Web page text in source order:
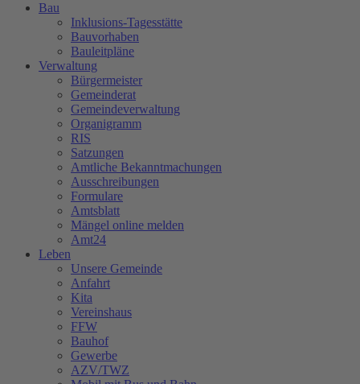
Bau
Inklusions-Tagesstätte
Bauvorhaben
Bauleitpläne
Verwaltung
Bürgermeister
Gemeinderat
Gemeindeverwaltung
Organigramm
RIS
Satzungen
Amtliche Bekanntmachungen
Ausschreibungen
Formulare
Amtsblatt
Mängel online melden
Amt24
Leben
Unsere Gemeinde
Anfahrt
Kita
Vereinshaus
FFW
Bauhof
Gewerbe
AZV/TWZ